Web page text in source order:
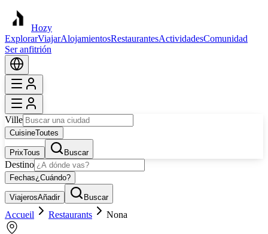
Hozy
ExplorarViajarAlojamientosRestaurantesActividadesComunidad
Ser anfitrión
Ville
CuisineToutes
PrixTous Buscar
Destino
Fechas¿Cuándo?
ViajerosAñadir Buscar
Accueil Restaurants Nona